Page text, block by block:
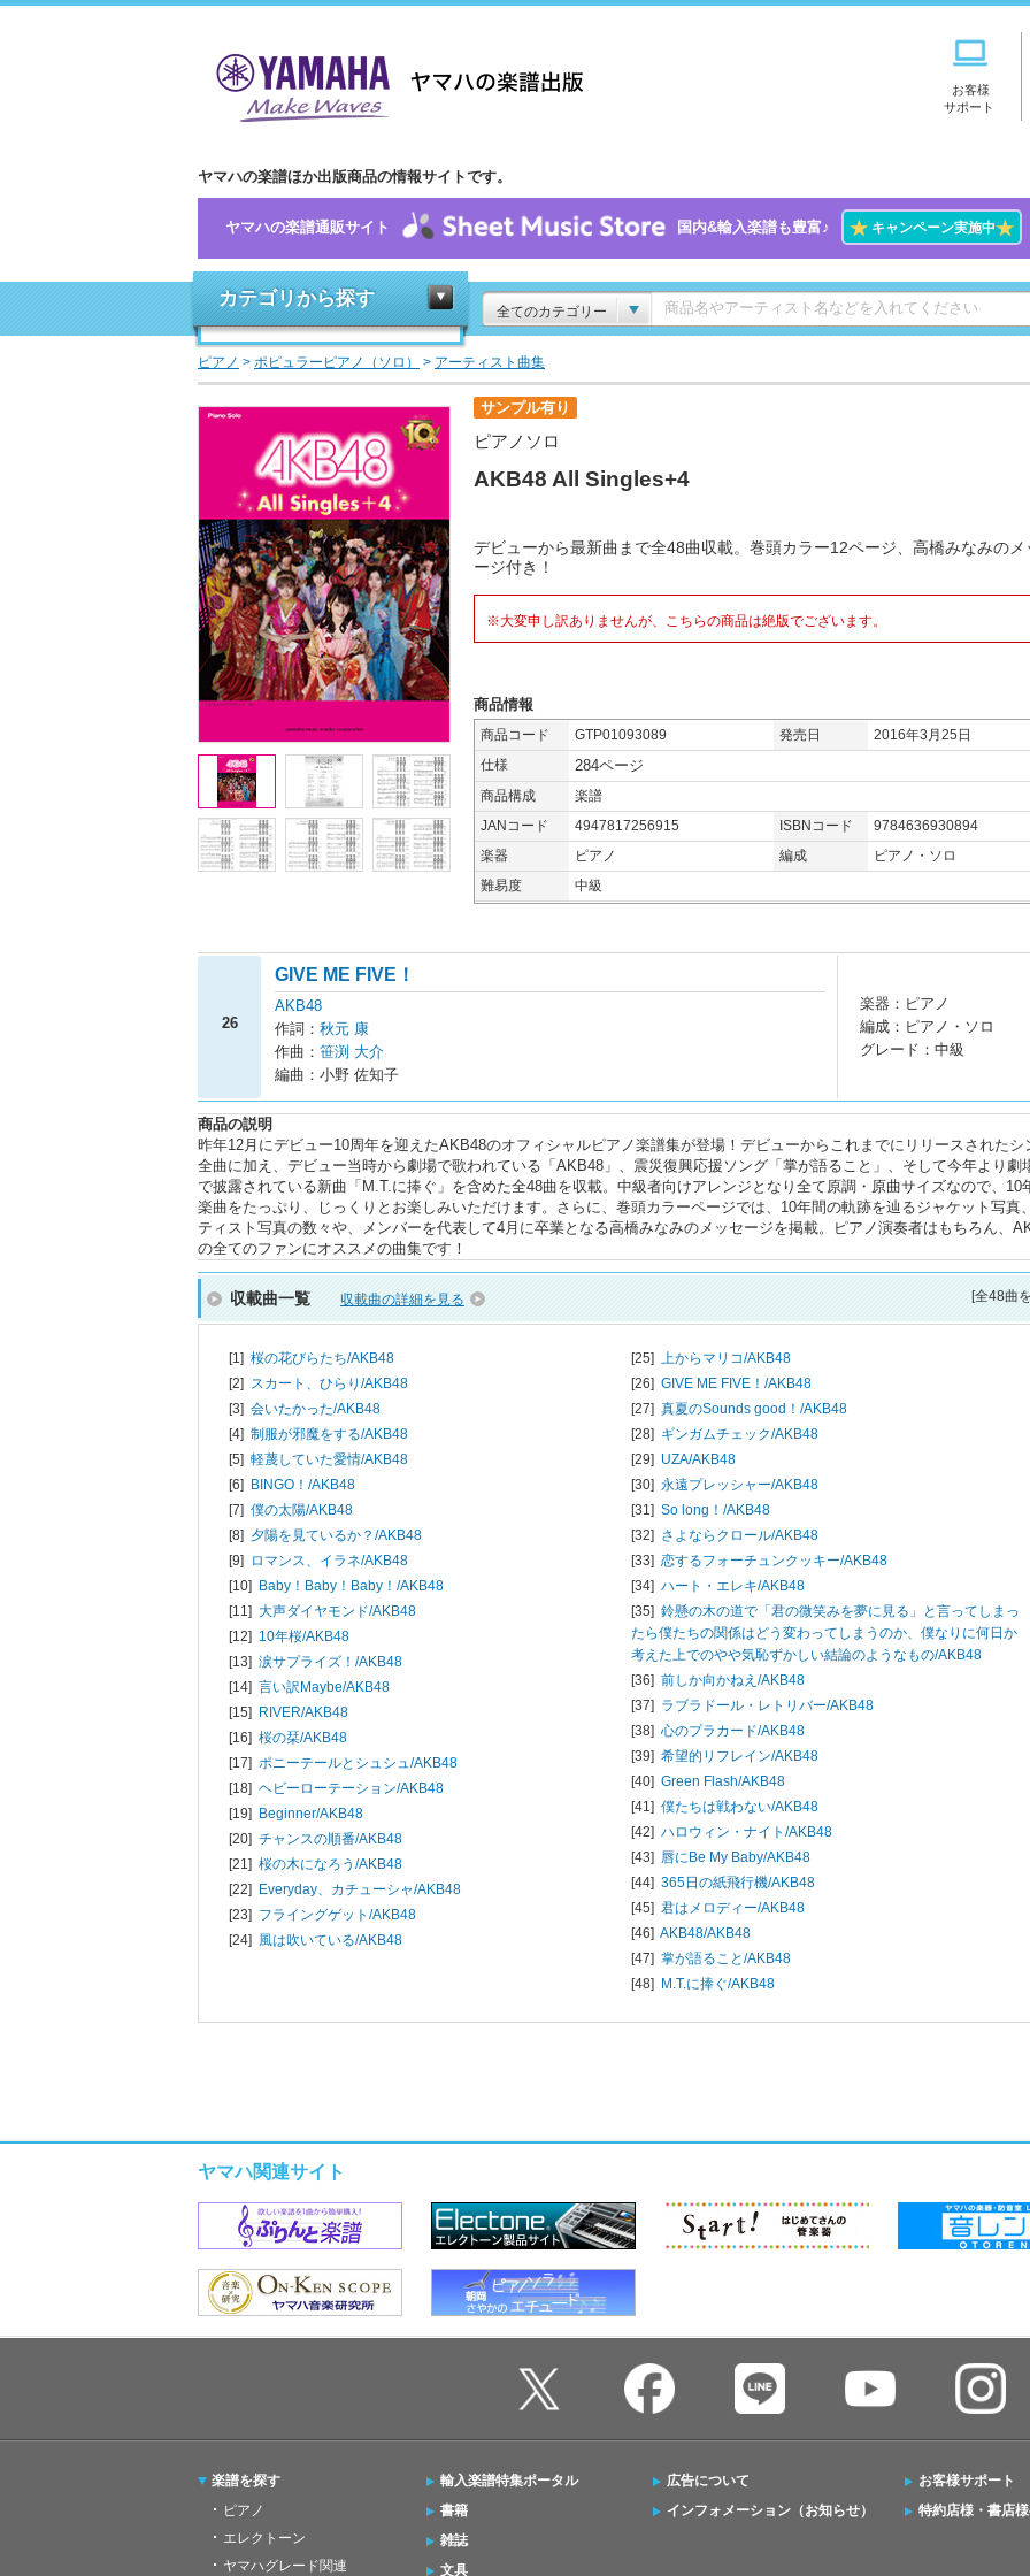
お客様
サポート
ヤマハの楽譜ほか出版商品の情報サイトです。
ヤマハの楽譜通販サイト 国内&輸入楽譜も豊富♪ ★キャンペーン実施中★
カテゴリから探す
全てのカテゴリー
ピアノ > ポピュラーピアノ（ソロ） > アーティスト曲集
サンプル有り
ピアノソロ
AKB48 All Singles+4
デビューから最新曲まで全48曲収載。巻頭カラー12ページ、高橋みなみのメ
ージ付き！
※大変申し訳ありませんが、こちらの商品は絶版でございます。
商品情報
商品コード GTP01093089 発売日
2016年3月25日
仕様
284ページ
商品構成
楽譜
JANコード
4947817256915 ISBNコード
9784636930894
楽器
ピアノ 編成
ピアノ・ソロ
難易度
中級
26
GIVE ME FIVE！
AKB48
作詞： 秋元 康
作曲： 笹渕 大介
編曲：小野 佐知子
楽器：ピアノ
編成：ピアノ・ソロ
グレード：中級
商品の説明
昨年12月にデビュー10周年を迎えたAKB48のオフィシャルピアノ楽譜集が登場！デビューからこれまでにリリースされたシ
全曲に加え、デビュー当時から劇場で歌われている「AKB48」、震災復興応援ソング「掌が語ること」、そして今年より劇
で披露されている新曲「M.T.に捧ぐ」を含めた全48曲を収載。中級者向けアレンジとなり全て原調・原曲サイズなので、10
楽曲をたっぷり、じっくりとお楽しみいただけます。さらに、巻頭カラーページでは、10年間の軌跡を辿るジャケット写真
ティスト写真の数々や、メンバーを代表して4月に卒業となる高橋みなみのメッセージを掲載。ピアノ演奏者はもちろん、
の全てのファンにオススメの曲集です！
収載曲一覧 収載曲の詳細を見る [全48曲
[1] 桜の花びらたち/AKB48
[2] スカート、ひらり/AKB48
[3] 会いたかった/AKB48
[4] 制服が邪魔をする/AKB48
[5] 軽蔑していた愛情/AKB48
[6] BINGO！/AKB48
[7] 僕の太陽/AKB48
[8] 夕陽を見ているか？/AKB48
[9] ロマンス、イラネ/AKB48
[10] Baby！Baby！Baby！/AKB48
[11] 大声ダイヤモンド/AKB48
[12] 10年桜/AKB48
[13] 涙サプライズ！/AKB48
[14] 言い訳Maybe/AKB48
[15] RIVER/AKB48
[16] 桜の栞/AKB48
[17] ポニーテールとシュシュ/AKB48
[18] ヘビーローテーション/AKB48
[19] Beginner/AKB48
[20] チャンスの順番/AKB48
[21] 桜の木になろう/AKB48
[22] Everyday、カチューシャ/AKB48
[23] フライングゲット/AKB48
[24] 風は吹いている/AKB48
[25] 上からマリコ/AKB48
[26] GIVE ME FIVE！/AKB48
[27] 真夏のSounds good！/AKB48
[28] ギンガムチェック/AKB48
[29] UZA/AKB48
[30] 永遠プレッシャー/AKB48
[31] So long！/AKB48
[32] さよならクロール/AKB48
[33] 恋するフォーチュンクッキー/AKB48
[34] ハート・エレキ/AKB48
[35] 鈴懸の木の道で「君の微笑みを夢に見る」と言ってしまっ
たら僕たちの関係はどう変わってしまうのか、僕なりに何日か
考えた上でのやや気恥ずかしい結論のようなもの/AKB48
[36] 前しか向かねえ/AKB48
[37] ラブラドール・レトリバー/AKB48
[38] 心のプラカード/AKB48
[39] 希望的リフレイン/AKB48
[40] Green Flash/AKB48
[41] 僕たちは戦わない/AKB48
[42] ハロウィン・ナイト/AKB48
[43] 唇にBe My Baby/AKB48
[44] 365日の紙飛行機/AKB48
[45] 君はメロディー/AKB48
[46] AKB48/AKB48
[47] 掌が語ること/AKB48
[48] M.T.に捧ぐ/AKB48
ヤマハ関連サイト
楽譜を探す
ピアノ
エレクトーン
ヤマハグレード関連
輸入楽譜特集ポータル
書籍
雑誌
文具
広告について
インフォメーション（お知らせ）
お客様サポート
特約店様・書店